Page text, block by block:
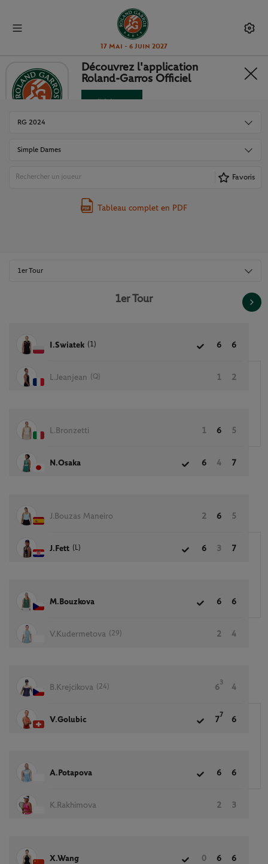
17 Mai - 6 Juin 2027
TABLEAUX ET RÉSULTATS
RG 2024
Simple Dames
Favoris
Tableau complet en PDF
1er Tour
1er Tour
I.Swiatek (1) 6 6
L.Jeanjean (Q) 1 2
L.Bronzetti 1 6 5
N.Osaka 6 4 7
J.Bouzas Maneiro 2 6 5
J.Fett (L) 6 3 7
M.Bouzkova 6 6
V.Kudermetova (29) 2 4
B.Krejcikova (24) 6
3
4
V.Golubic 7
7
6
A.Potapova 6 6
K.Rakhimova 2 3
X.Wang 0 6 6
Découvrez l'application
Roland-Garros Officiel